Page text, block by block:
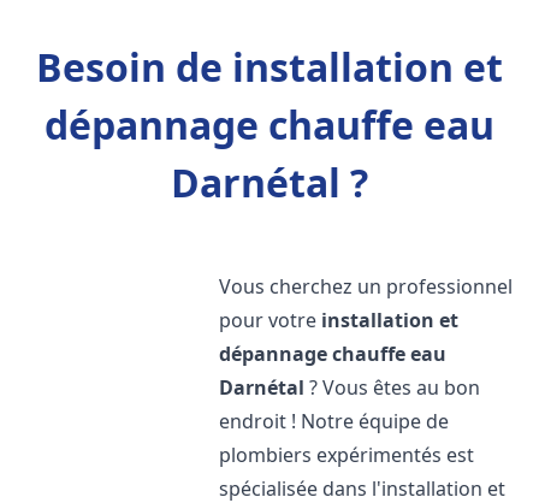
Besoin de installation et
dépannage chauffe eau
Darnétal ?
Vous cherchez un professionnel
pour votre installation et
dépannage chauffe eau
Darnétal ? Vous êtes au bon
endroit ! Notre équipe de
plombiers expérimentés est
spécialisée dans l'installation et